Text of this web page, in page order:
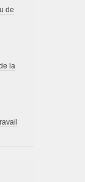
de
la